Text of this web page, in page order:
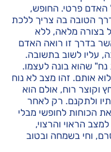
האדם פרטי. החופש,
הטובה בה צריך ללכת
בצורה מלאה, ללא
בדרך זו רואה האדם
עליו לשוב בתשובה.
שהוא בונה לעצמו.
אותם. זהו מצב לא נוח
וקוצר רוח, אולם הוא
ולתקנם. רק לאחר
הכוחות לחופשי מבלי
הראוי והרצוי,
וחי בשמחה ובטוב